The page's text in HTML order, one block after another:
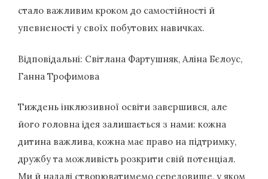
стало важливим кроком до самостійності й
упевненості у своїх побутових навичках.
Відповідальні: Світлана Фартушняк, Аліна Бєлоус,
Ганна Трофимова
Тиждень інклюзивної освіти завершився, але
його головна ідея залишається з нами: кожна
дитина важлива, кожна має право на підтримку,
дружбу та можливість розкрити свій потенціал.
Ми й надалі створюватимемо середовище, у яком